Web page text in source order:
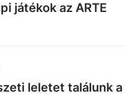
játékok az ARTE
leletet találunk a